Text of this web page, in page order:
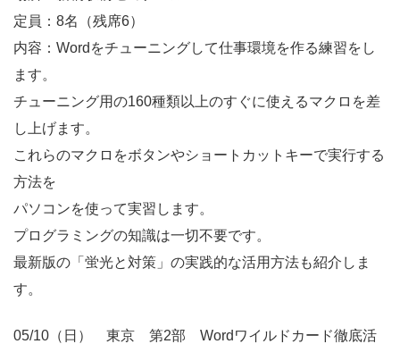
定員：8名（残席6）
内容：Wordをチューニングして仕事環境を作る練習をし
ます。
チューニング用の160種類以上のすぐに使えるマクロを差
し上げます。
これらのマクロをボタンやショートカットキーで実行する
方法を
パソコンを使って実習します。
プログラミングの知識は一切不要です。
最新版の「蛍光と対策」の実践的な活用方法も紹介しま
す。
05/10（日） 東京 第2部 Wordワイルドカード徹底活